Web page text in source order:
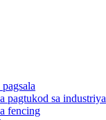
pagtukod sa industriya
fencing